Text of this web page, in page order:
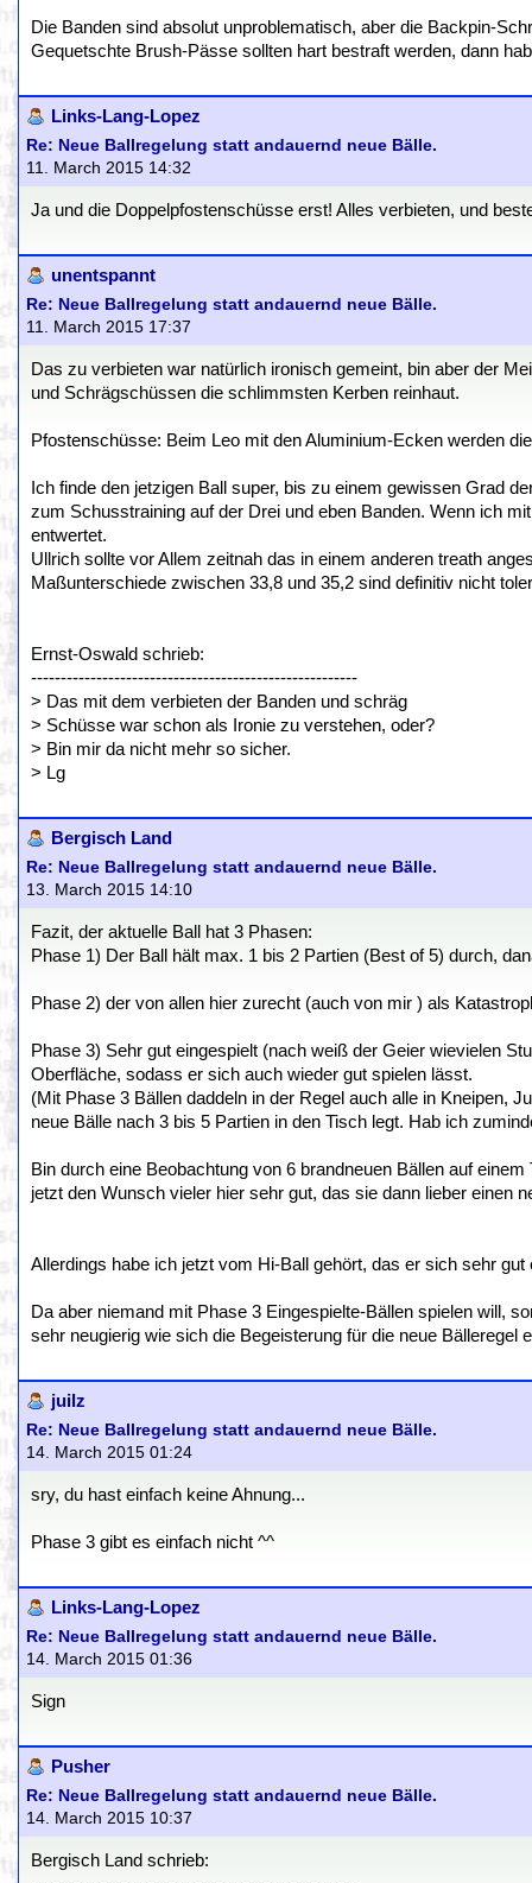
Die Banden sind absolut unproblematisch, aber die Backpin-
Gequetschte Brush-Pässe sollten hart bestraft werden, dann
Links-Lang-Lopez
Re: Neue Ballregelung statt andauernd neue Bälle.
11. March 2015 14:32
Ja und die Doppelpfostenschüsse erst! Alles verbieten, und
unentspannt
Re: Neue Ballregelung statt andauernd neue Bälle.
11. March 2015 17:37
Das zu verbieten war natürlich ironisch gemeint, bin aber der
und Schrägschüssen die schlimmsten Kerben reinhaut.
Pfostenschüsse: Beim Leo mit den Aluminium-Ecken werden
Ich finde den jetzigen Ball super, bis zu einem gewissen Grad
zum Schusstraining auf der Drei und eben Banden. Wenn ich
entwertet.
Ullrich sollte vor Allem zeitnah das in einem anderen treath
Maßunterschiede zwischen 33,8 und 35,2 sind definitiv nicht
Ernst-Oswald schrieb:
-------------------------------------------------------
> Das mit dem verbieten der Banden und schräg
> Schüsse war schon als Ironie zu verstehen, oder?
> Bin mir da nicht mehr so sicher.
> Lg
Bergisch Land
Re: Neue Ballregelung statt andauernd neue Bälle.
13. March 2015 14:10
Fazit, der aktuelle Ball hat 3 Phasen:
Phase 1) Der Ball hält max. 1 bis 2 Partien (Best of 5) durch,
Phase 2) der von allen hier zurecht (auch von mir ) als
Phase 3) Sehr gut eingespielt (nach weiß der Geier wievielen
Oberfläche, sodass er sich auch wieder gut spielen lässt.
(Mit Phase 3 Bällen daddeln in der Regel auch alle in Kneipen,
neue Bälle nach 3 bis 5 Partien in den Tisch legt. Hab ich
Bin durch eine Beobachtung von 6 brandneuen Bällen auf
jetzt den Wunsch vieler hier sehr gut, das sie dann lieber einen
Allerdings habe ich jetzt vom Hi-Ball gehört, das er sich sehr
Da aber niemand mit Phase 3 Eingespielte-Bällen spielen will,
sehr neugierig wie sich die Begeisterung für die neue Bälleregel
juilz
Re: Neue Ballregelung statt andauernd neue Bälle.
14. March 2015 01:24
sry, du hast einfach keine Ahnung...
Phase 3 gibt es einfach nicht ^^
Links-Lang-Lopez
Re: Neue Ballregelung statt andauernd neue Bälle.
14. March 2015 01:36
Sign
Pusher
Re: Neue Ballregelung statt andauernd neue Bälle.
14. March 2015 10:37
Bergisch Land schrieb: